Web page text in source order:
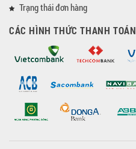
Trạng thái đơn hàng
CÁC HÌNH THỨC THANH TOÁN